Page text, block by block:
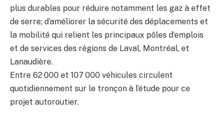
plus durables pour réduire notamment les gaz à effet
de serre; d’améliorer la sécurité des déplacements et
la mobilité qui relient les principaux pôles d’emplois
et de services des régions de Laval, Montréal, et
Lanaudière.
Entre 62 000 et 107 000 véhicules circulent
quotidiennement sur le tronçon à l’étude pour ce
projet autoroutier.